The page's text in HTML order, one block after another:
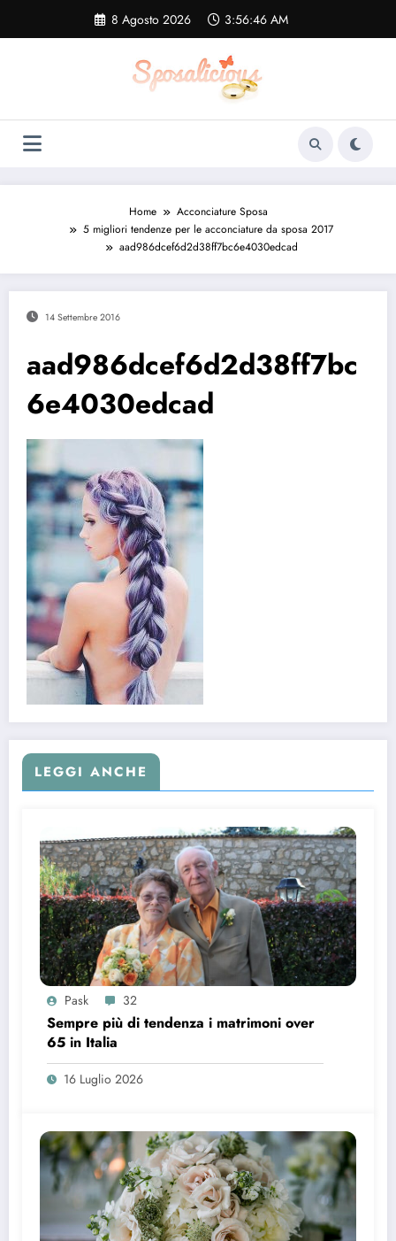
contenuto
8 Agosto 2026 3:56:47 AM
Home
Acconciature Sposa
5 migliori tendenze per le acconciature da sposa 2017
aad986dcef6d2d38ff7bc6e4030edcad
14 Settembre 2016
aad986dcef6d2d38ff7bc
6e4030edcad
LEGGI ANCHE
Pask 32
Sempre più di tendenza i matrimoni over
65 in Italia
16 Luglio 2026